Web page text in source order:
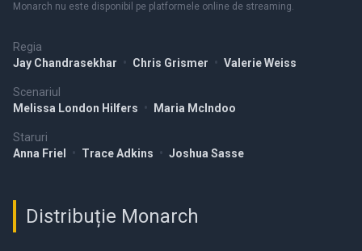
Regia
Jay Chandrasekhar • Chris Grismer • Valerie Weiss
Scenariul
Melissa London Hilfers • Maria McIndoo
Staruri
Anna Friel
• Trace Adkins • Joshua Sasse
Monarch nu este disponibil pe platformele online de streaming.
Distribuție Monarch